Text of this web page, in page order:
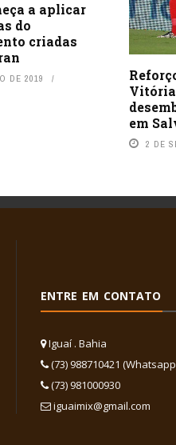
a aplicar
do
criadas
DE 2019
em
2 DE
ENTRE EM CONTATO
Iguaí . Bahia
(73) 988710421
(73) 981000930
iguaimix@gmail.com